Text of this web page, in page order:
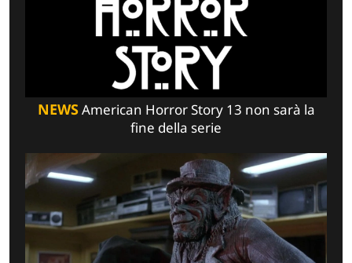
NEWSAmerican Horror Story 13 non sarà la
fine della serie